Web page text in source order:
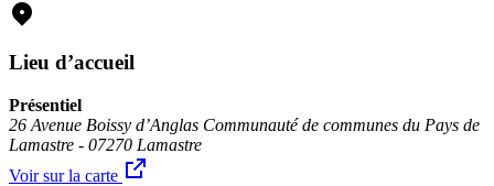
Lieu d’accueil
Présentiel
26 Avenue Boissy d’Anglas Communauté de communes du Pays de
Lamastre - 07270 Lamastre
Voir sur la carte